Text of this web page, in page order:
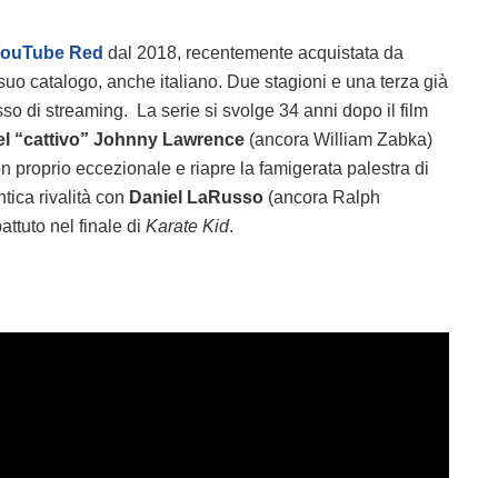
Red dal 2018, recentemente acquistata da
catalogo, anche italiano. Due stagioni e una terza già
di streaming. La serie si svolge 34 anni dopo il film
“cattivo” Johnny Lawrence (ancora William Zabka)
proprio eccezionale e riapre la famigerata palestra di
rivalità con Daniel LaRusso (ancora Ralph
nel finale di Karate Kid.